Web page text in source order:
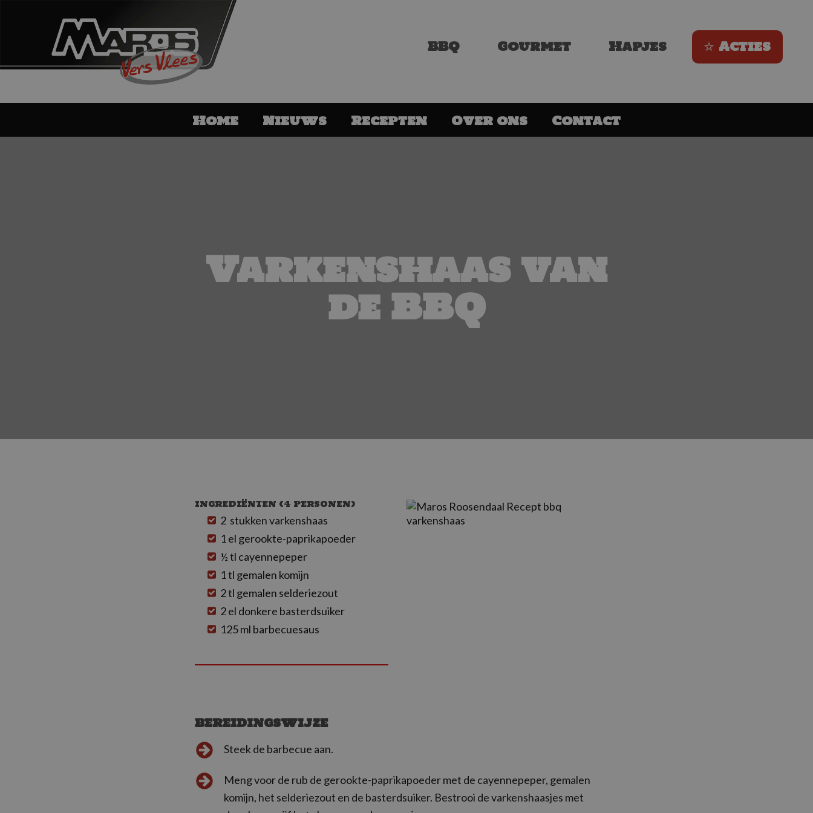
BBQ Gourmet Hapjes Acties
Home Nieuws Recepten Over ons Contact
Varkenshaas van
de BBQ
INGREDIËNTEN (4 PERSONEN)
2 stukken varkenshaas
1 el gerookte-paprikapoeder
½ tl cayennepeper
1 tl gemalen komijn
2 tl gemalen selderiezout
2 el donkere basterdsuiker
125 ml barbecuesaus
BEREIDINGSWIJZE
Steek de barbecue aan.
Meng voor de rub de gerookte-paprikapoeder met de cayennepeper, gemalen
komijn, het selderiezout en de basterdsuiker. Bestrooi de varkenshaasjes met